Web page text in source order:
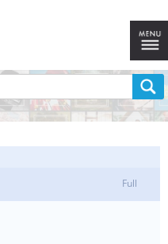
Full